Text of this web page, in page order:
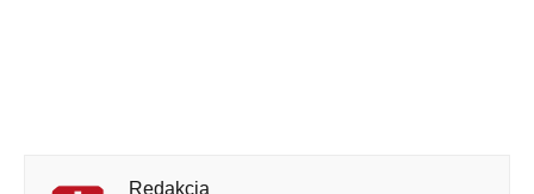
Redakcja